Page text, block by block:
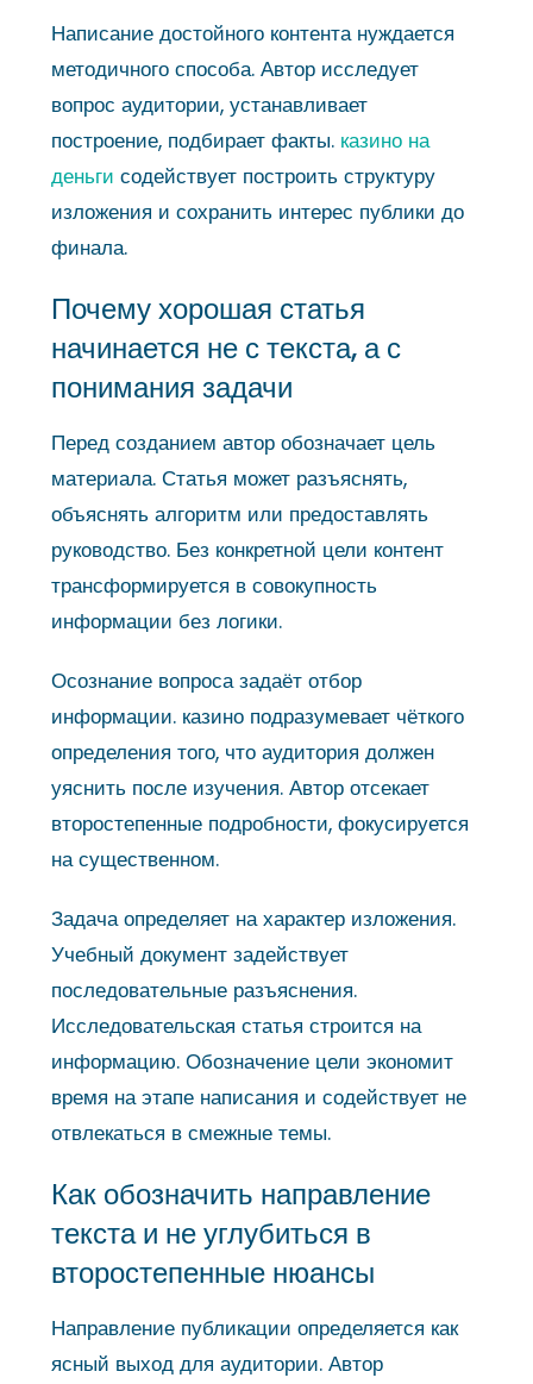
Написание достойного контента нуждается
методичного способа. Автор исследует
вопрос аудитории, устанавливает
построение, подбирает факты. казино на
деньги содействует построить структуру
изложения и сохранить интерес публики до
финала.
Почему хорошая статья
начинается не с текста, а с
понимания задачи
Перед созданием автор обозначает цель
материала. Статья может разъяснять,
объяснять алгоритм или предоставлять
руководство. Без конкретной цели контент
трансформируется в совокупность
информации без логики.
Осознание вопроса задаёт отбор
информации. казино подразумевает чёткого
определения того, что аудитория должен
уяснить после изучения. Автор отсекает
второстепенные подробности, фокусируется
на существенном.
Задача определяет на характер изложения.
Учебный документ задействует
последовательные разъяснения.
Исследовательская статья строится на
информацию. Обозначение цели экономит
время на этапе написания и содействует не
отвлекаться в смежные темы.
Как обозначить направление
текста и не углубиться в
второстепенные нюансы
Направление публикации определяется как
ясный выход для аудитории. Автор